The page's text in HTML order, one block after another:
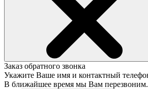
Заказ обратного звонка
Укажите Ваше имя и контактный
В ближайшее время мы Вам перезвоним.